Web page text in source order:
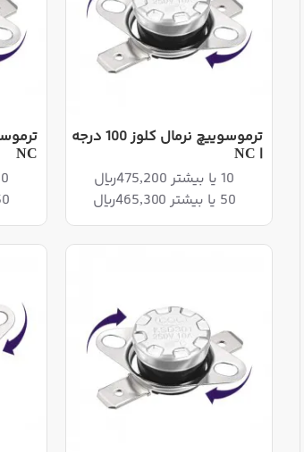
ترموسوییچ نرمال کلوز 100 درجه
| NC
10 یا بیشتر 475,200ریال
50 یا بیشتر 465,300ریال
NC
10 یا
50 یا